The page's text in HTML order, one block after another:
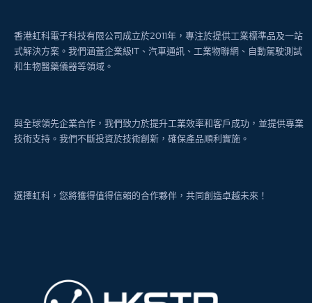
香港虹科電子科技有限公司成立於2011年，專注於提供工業標準品及一站
式解決方案。我們涵蓋企業級IT、汽車通訊、工業物聯網、自動駕駛測試
和生物醫藥儀器等領域。
與全球領先企業合作，我們致力於提升工業效率和客戶成功，並提供專業
技術支持。我們不斷投資於技術創新，確保產品順利實施。
選擇虹科，您將獲得值得信賴的合作夥伴，共同創造卓越未來！